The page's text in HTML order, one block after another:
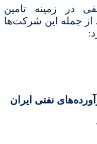
در زمینه تامین
از جمله این شرکت‌ها
نفتی ایران